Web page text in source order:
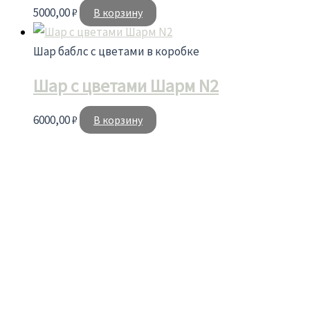
5000,00₽ В корзину
Шар баблс с цветами в коробке
Шар с цветами Шарм N2
6000,00₽ В корзину